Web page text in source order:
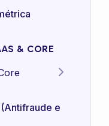
& CORE
e